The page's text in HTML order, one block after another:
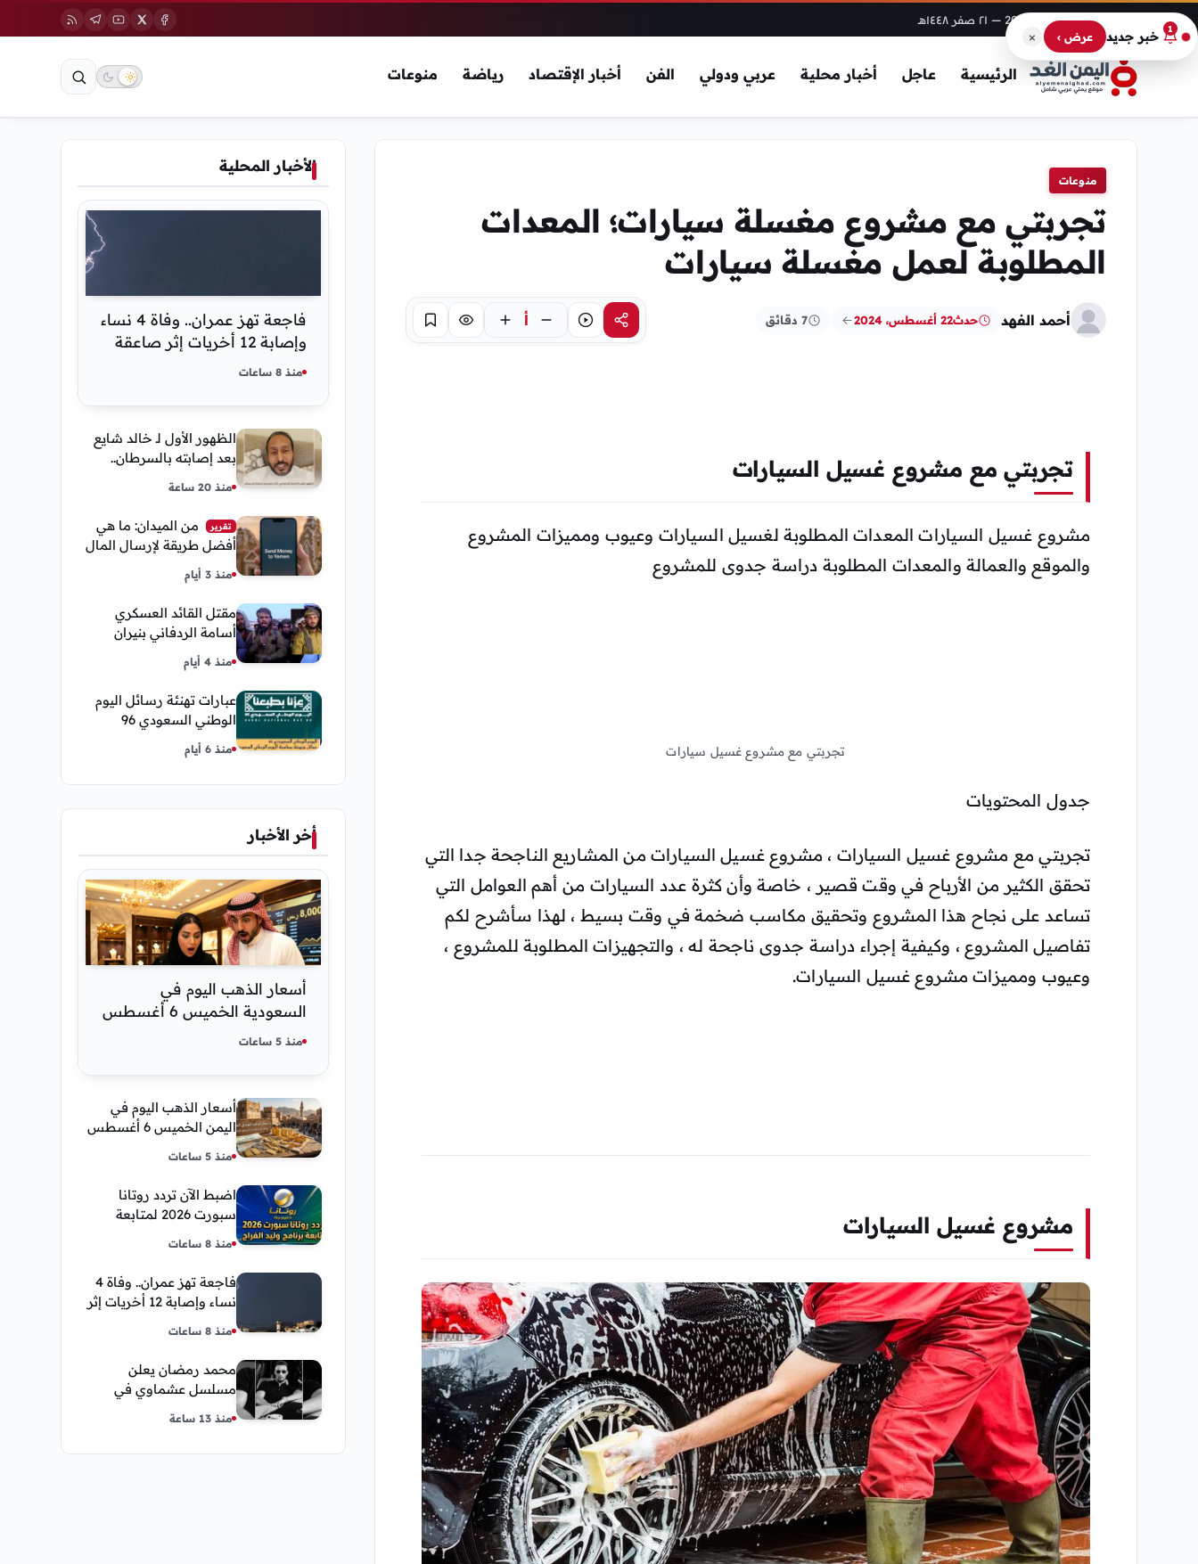
الخميس، 6 أغسطس 2026 — ٢١ صفر ١٤٤٨هـ
الرئيسية عاجل أخبار محلية عربي ودولي الفن أخبار الإقتصاد رياضة منوعات
منوعات
تجربتي مع مشروع مغسلة سيارات؛ المعدات
المطلوبة لعمل مغسلة سيارات
أحمد الفهد حدث22 أغسطس، 2024 7 دقائق مشاركةاستماع أ تركيز حفظ
تجربتي مع مشروع غسيل السيارات
مشروع غسيل السيارات المعدات المطلوبة لغسيل السيارات وعيوب ومميزات المشروع
والموقع والعمالة والمعدات المطلوبة دراسة جدوى للمشروع
تجربتي مع مشروع غسيل سيارات
جدول المحتويات
تجربتي مع مشروع غسيل السيارات ، مشروع غسيل السيارات من المشاريع الناجحة جدا التي
تحقق الكثير من الأرباح في وقت قصير ، خاصة وأن كثرة عدد السيارات من أهم العوامل التي
تساعد على نجاح هذا المشروع وتحقيق مكاسب ضخمة في وقت بسيط ، لهذا سأشرح لكم
تفاصيل المشروع ، وكيفية إجراء دراسة جدوى ناجحة له ، والتجهيزات المطلوبة للمشروع ،
وعيوب ومميزات مشروع غسيل السيارات.
مشروع غسيل السيارات
الأخبار المحلية
فاجعة تهز عمران.. وفاة 4 نساء
وإصابة 12 أخريات إثر صاعقة
رعدية خلال مناسبة اجتماعية
منذ 8 ساعات
الظهور الأول لـ خالد شايع
بعد إصابته بالسرطان..
رحلة العلاج
منذ 20 ساعة
تقرير
من الميدان: ما هي
أفضل طريقة لإرسال المال
إلى اليمن من السعودية
وأمريكا
منذ 3 أيام
مقتل القائد العسكري
أسامة الردفاني بنيران
مسلحين مجهولين في
مديرية العبر
منذ 4 أيام
عبارات تهنئة رسائل اليوم
الوطني السعودي 96
إحتفالات وشعار اليوم
الوطني 2026 عزنا بطبعنا
منذ 6 أيام
أخر الأخبار
أسعار الذهب اليوم في
السعودية الخميس 6 أغسطس
2026 — تحديث مباشر
منذ 5 ساعات
أسعار الذهب اليوم في
اليمن الخميس 6 أغسطس
وعدن
منذ 5 ساعات
اضبط الآن تردد روتانا
سبورت 2026 لمتابعة
منذ 8 ساعات
فاجعة تهز عمران.. وفاة 4
نساء وإصابة 12 أخريات إثر
اجتماعية
منذ 8 ساعات
محمد رمضان يعلن
مسلسل عشماوي في
2027
منذ 13 ساعة
1 خبر جديد عرض › ×